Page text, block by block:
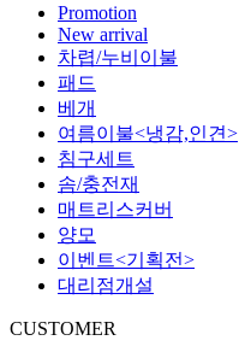
Promotion
New arrival
차렵/누비이불
패드
베개
여름이불<냉감,인견>
침구세트
솜/충전재
매트리스커버
양모
이벤트<기획전>
대리점개설
CUSTOMER